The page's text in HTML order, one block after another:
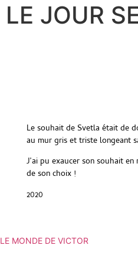
LE JOUR
Le souhait de Svetla était de
au mur gris et triste longeant
J’ai pu exaucer son souhait
de son choix !
2020
LE MONDE DE VICTOR